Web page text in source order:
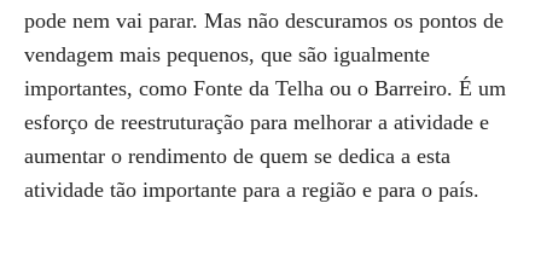
pode nem vai parar. Mas não descuramos os pontos de
vendagem mais pequenos, que são igualmente
importantes, como Fonte da Telha ou o Barreiro. É um
esforço de reestruturação para melhorar a atividade e
aumentar o rendimento de quem se dedica a esta
atividade tão importante para a região e para o país.